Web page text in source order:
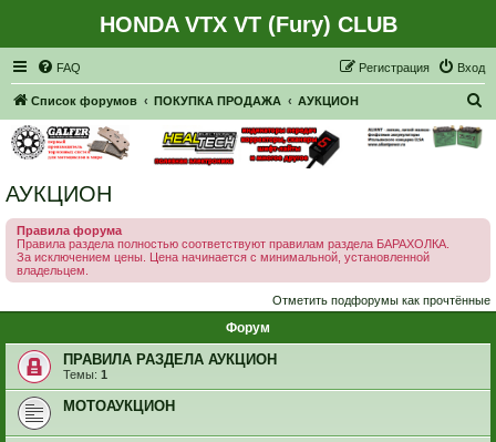
HONDA VTX VT (Fury) CLUB
FAQ Вход
Регистрация
Список форумов ПОКУПКА ПРОДАЖА АУКЦИОН
АУКЦИОН
Правила форума
Правила раздела полностью соответствуют правилам раздела БАРАХОЛКА.
За исключением цены. Цена начинается с минимальной, установленной
владельцем.
Отметить подфорумы как прочтённые
Форум
ПРАВИЛА РАЗДЕЛА АУКЦИОН
Темы: 1
МОТОАУКЦИОН